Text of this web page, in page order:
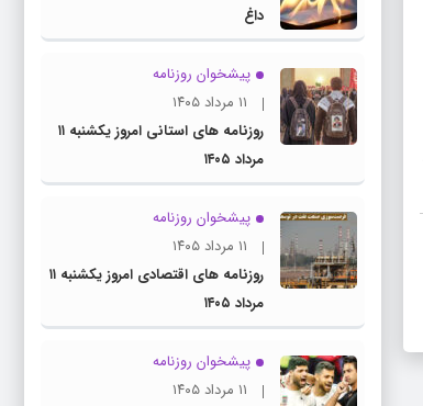
داغ
پیشخوان روزنامه
۱۱ مرداد ۱۴۰۵
روزنامه های استانی امروز یکشنبه ۱۱
مرداد ۱۴۰۵
پیشخوان روزنامه
۱۱ مرداد ۱۴۰۵
روزنامه های اقتصادی امروز یکشنبه ۱۱
مرداد ۱۴۰۵
پیشخوان روزنامه
۱۱ مرداد ۱۴۰۵